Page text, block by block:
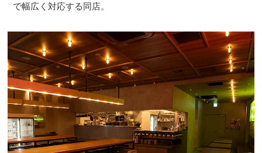
で幅広く対応する同店。